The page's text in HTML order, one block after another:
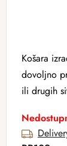
Košara
dovoljno
ili drugih